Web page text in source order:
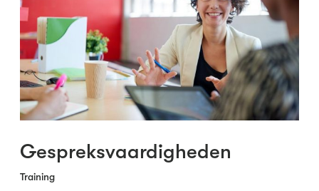
Gespreksvaardigheden
Training